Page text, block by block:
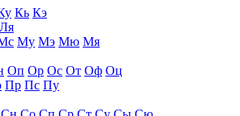
Кь Кэ
Ля
Му Мэ Мю Мя
Оп Ор Ос От Оф Оц
Пр Пс Пу